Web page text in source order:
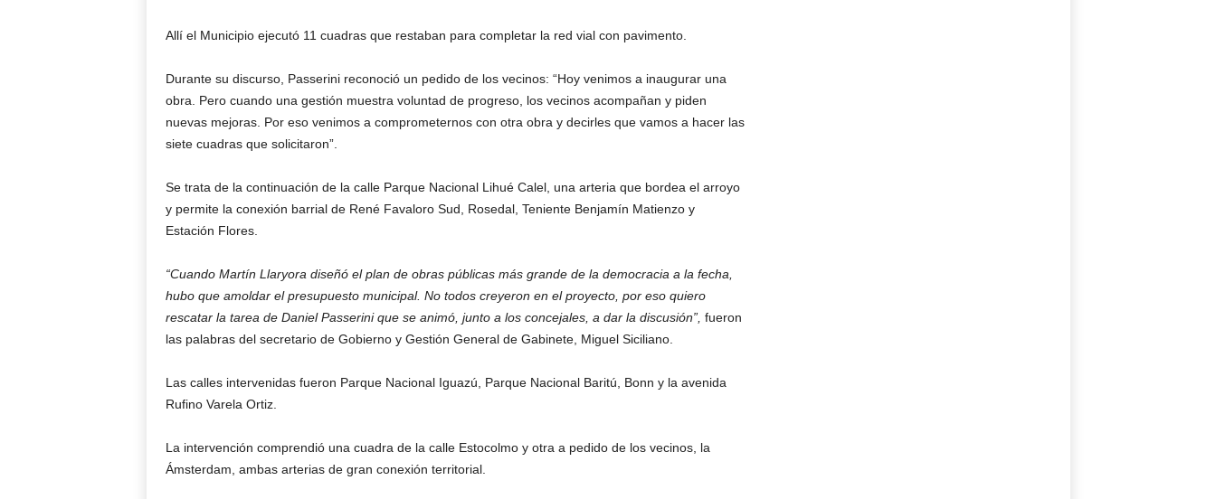
Allí el Municipio ejecutó 11 cuadras que restaban para completar la red vial con pavimento.
Durante su discurso, Passerini reconoció un pedido de los vecinos: “Hoy venimos a inaugurar una
obra. Pero cuando una gestión muestra voluntad de progreso, los vecinos acompañan y piden
nuevas mejoras. Por eso venimos a comprometernos con otra obra y decirles que vamos a hacer las
siete cuadras que solicitaron”.
Se trata de la continuación de la calle Parque Nacional Lihué Calel, una arteria que bordea el arroyo
y permite la conexión barrial de René Favaloro Sud, Rosedal, Teniente Benjamín Matienzo y
Estación Flores.
“Cuando Martín Llaryora diseñó el plan de obras públicas más grande de la democracia a la fecha,
hubo que amoldar el presupuesto municipal. No todos creyeron en el proyecto, por eso quiero
rescatar la tarea de Daniel Passerini que se animó, junto a los concejales, a dar la discusión”, fueron
las palabras del secretario de Gobierno y Gestión General de Gabinete, Miguel Siciliano.
Las calles intervenidas fueron Parque Nacional Iguazú, Parque Nacional Baritú, Bonn y la avenida
Rufino Varela Ortiz.
La intervención comprendió una cuadra de la calle Estocolmo y otra a pedido de los vecinos, la
Ámsterdam, ambas arterias de gran conexión territorial.